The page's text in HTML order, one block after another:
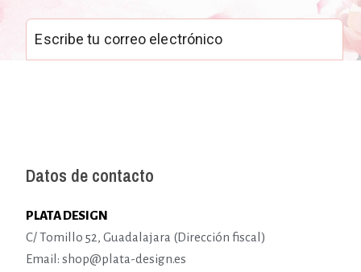
Datos de contacto
PLATA DESIGN
C/ Tomillo 52, Guadalajara (Dirección fiscal)
Email: shop@plata-design.es